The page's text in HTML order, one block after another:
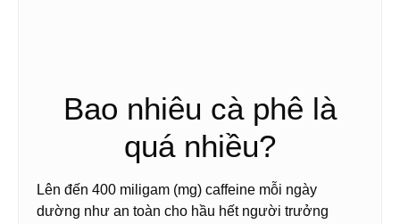
Bao nhiêu cà phê là
quá nhiều?
Lên đến 400 miligam (mg) caffeine mỗi ngày
dường như an toàn cho hầu hết người trưởng